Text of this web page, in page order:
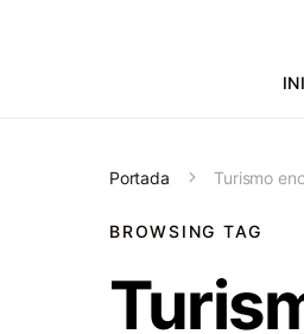
Portada Turismo
BROWSING TAG